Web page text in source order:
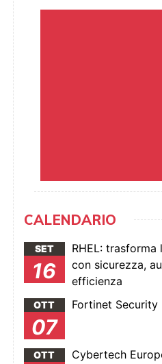
CALENDARIO
SET
16
RHEL:
con sicurezza,
efficienza
OTT
07
Fortinet Security
OTT Cybertech